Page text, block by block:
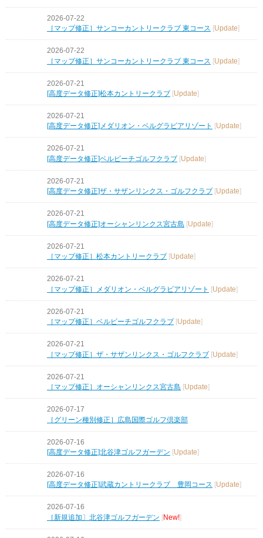
2026-07-22
［マップ修正］サンコーカントリークラブ 東コース [Update]
2026-07-22
［マップ修正］サンコーカントリークラブ 東コース [Update]
2026-07-21
[高度データ修正]松本カントリークラブ [Update]
2026-07-21
[高度データ修正]メダリオン・ベルグラビアリゾート
Update
2026-07-21
[高度データ修正]ベルビーチゴルフクラブ [Update]
2026-07-21
[高度データ修正]ザ・サザンリンクス・ゴルフクラブ
Update
2026-07-21
[高度データ修正]オーシャンリンクス宮古島 [Update]
2026-07-21
［マップ修正］松本カントリークラブ
Update
2026-07-21
［マップ修正］メダリオン・ベルグラビアリゾート
[Update]
2026-07-21
［マップ修正］ベルビーチゴルフクラブ [Update]
2026-07-21
［マップ修正］ザ・サザンリンクス・ゴルフクラブ [Update]
2026-07-21
［マップ修正］オーシャンリンクス宮古島 [Update]
2026-07-17
［グリーン種別修正］広島国際ゴルフ倶楽部
2026-07-16
[高度データ修正]北谷津ゴルフガーデン [Update]
2026-07-16
[高度データ修正]武蔵カントリークラブ 豊岡コース
Update
2026-07-16
［新規追加〕北谷津ゴルフガーデン [New!]